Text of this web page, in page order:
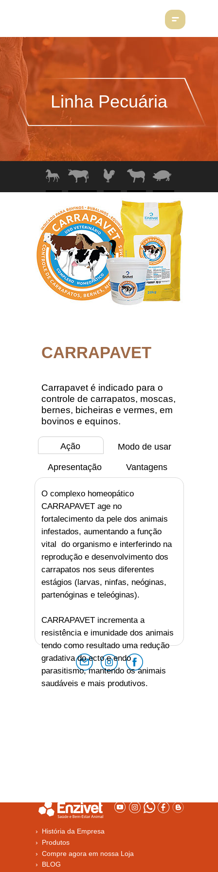
Linha Pecuária
CARRAPAVET
Carrapavet é indicado para o
controle de carrapatos, moscas,
bernes, bicheiras e vermes, em
bovinos e equinos.
LIGUE AGORA: 51 3445-1020
Ação Modo de usar
Apresentação Vantagens
O complexo homeopático
CARRAPAVET age no
fortalecimento da pele dos animais
infestados, aumentando a função
vital do organismo e interferindo na
reprodução e desenvolvimento dos
carrapatos nos seus diferentes
estágios (larvas, ninfas, neóginas,
partenóginas e teleóginas).
CARRAPAVET incrementa a
resistência e imunidade dos animais
tendo como resultado uma redução
gradativa do ecto e endo
parasitismo, mantendo os animais
saudáveis e mais produtivos.
› História da Empresa
› Produtos
› Compre agora em nossa Loja
› BLOG